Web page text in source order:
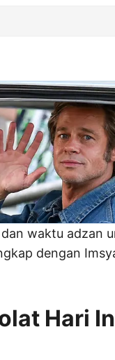
waktu adzan
dengan
Hari